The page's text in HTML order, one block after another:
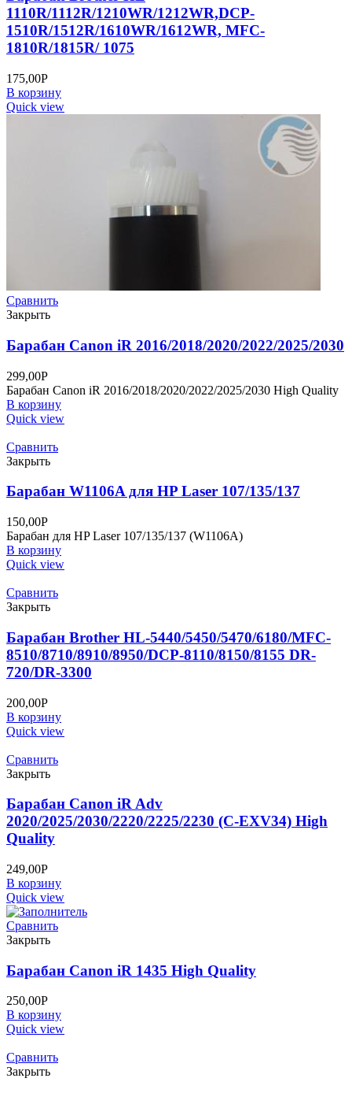
1110R/1112R/1210WR/1212WR,DCP-
1510R/1512R/1610WR/1612WR, MFC-
1810R/1815R/ 1075
175,00Р
В корзину
Quick view
Сравнить
Закрыть
Барабан Canon iR 2016/2018/2020/2022/2025/2030
299,00Р
Барабан Canon iR 2016/2018/2020/2022/2025/2030 High Quality
В корзину
Quick view
Сравнить
Закрыть
Барабан W1106A для HP Laser 107/135/137
150,00Р
Барабан для HP Laser 107/135/137 (W1106A)
В корзину
Quick view
Сравнить
Закрыть
Барабан Brother HL-5440/5450/5470/6180/MFC-
8510/8710/8910/8950/DCP-8110/8150/8155 DR-
720/DR-3300
200,00Р
В корзину
Quick view
Сравнить
Закрыть
Барабан Canon iR Adv
2020/2025/2030/2220/2225/2230 (C-EXV34) High
Quality
249,00Р
В корзину
Quick view
Сравнить
Закрыть
Барабан Canon iR 1435 High Quality
250,00Р
В корзину
Quick view
Сравнить
Закрыть